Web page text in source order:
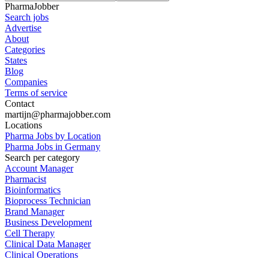
PharmaJobber
Search jobs
Advertise
About
Categories
States
Blog
Companies
Terms of service
Contact
martijn@pharmajobber.com
Locations
Pharma Jobs by Location
Pharma Jobs in Germany
Search per category
Account Manager
Pharmacist
Bioinformatics
Bioprocess Technician
Brand Manager
Business Development
Cell Therapy
Clinical Data Manager
Clinical Operations